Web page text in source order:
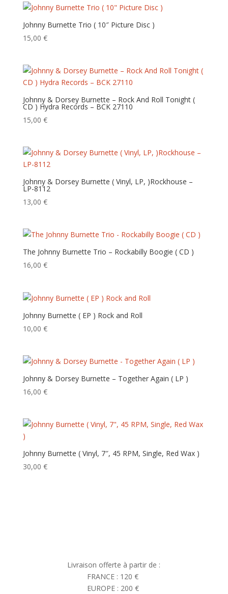
Johnny Burnette Trio ( 10″ Picture Disc )
15,00 €
Johnny & Dorsey Burnette – Rock And Roll Tonight (
CD ) Hydra Records – BCK 27110
15,00 €
Johnny & Dorsey Burnette ( Vinyl, LP, )Rockhouse –
LP-8112
13,00 €
The Johnny Burnette Trio – Rockabilly Boogie ( CD )
16,00 €
Johnny Burnette ( EP ) Rock and Roll
10,00 €
Johnny & Dorsey Burnette – Together Again ‎( LP )
16,00 €
Johnny Burnette ( Vinyl, 7″, 45 RPM, Single, Red Wax )
30,00 €
Livraison offerte à partir de :
FRANCE : 120 €
EUROPE : 200 €